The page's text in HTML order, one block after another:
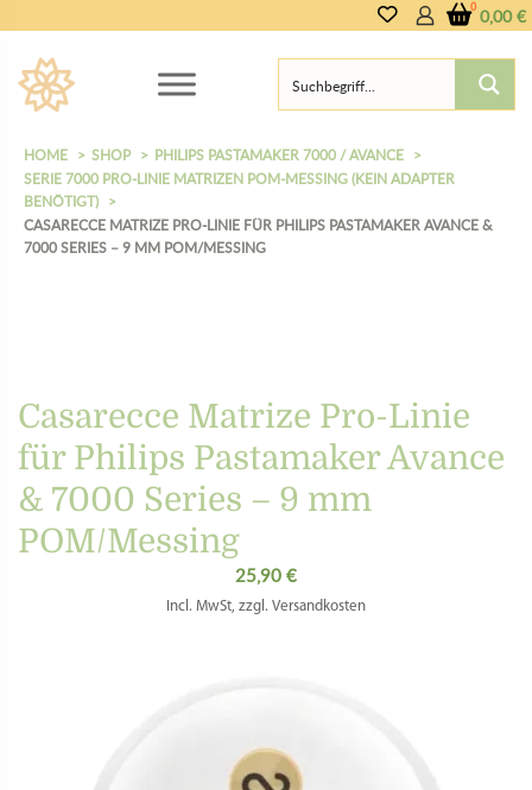
0,00€
HOME SHOP
PHILIPS PASTAMAKER 7000 / AVANCE
SERIE 7000 PRO-LINIE MATRIZEN POM-MESSING (KEIN ADAPTER
BENÖTIGT)
CASARECCE MATRIZE PRO-LINIE FÜR PHILIPS PASTAMAKER AVANCE &
7000 SERIES – 9 MM POM/MESSING
Casarecce Matrize Pro-Linie
für Philips Pastamaker Avance
& 7000 Series – 9 mm
POM/Messing
25,90 €
Incl. MwSt, zzgl. Versandkosten